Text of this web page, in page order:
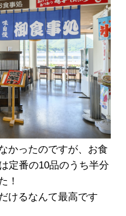
かったのですが、お食
定番の10品のうち半分
！
けるなんて最高です